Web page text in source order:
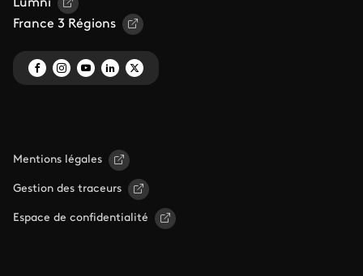
Lumni
France 3 Régions
Mentions légales
Gestion des traceurs
Espace de confidentialité